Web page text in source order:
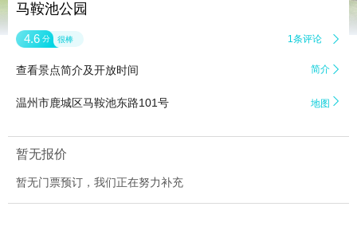
马鞍池公园
4.6 分 很棒 1条评论 
查看景点简介及开放时间 简介 
温州市鹿城区马鞍池东路101号 地图 
暂无报价
暂无门票预订，我们正在努力补充